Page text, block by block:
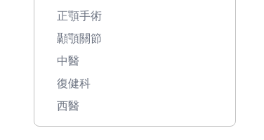
正顎手術
顳顎關節
中醫
復健科
西醫